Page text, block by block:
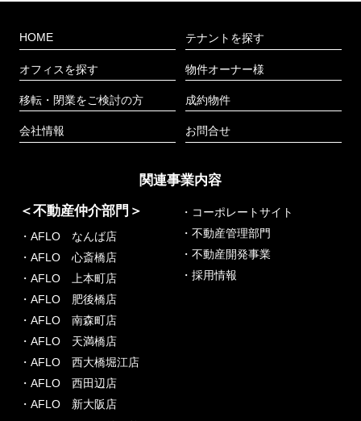
HOME
オフィスを探す
移転・閉業をご検討の方
会社情報
テナントを探す
物件オーナー様
成約物件
お問合せ
関連事業内容
＜不動産仲介部門＞
・AFLO なんば店
・AFLO 心斎橋店
・AFLO 上本町店
・AFLO 肥後橋店
・AFLO 南森町店
・AFLO 天満橋店
・AFLO 西大橋堀江店
・AFLO 西田辺店
・AFLO 新大阪店
・コーポレートサイト
・不動産管理部門
・不動産開発事業
・採用情報